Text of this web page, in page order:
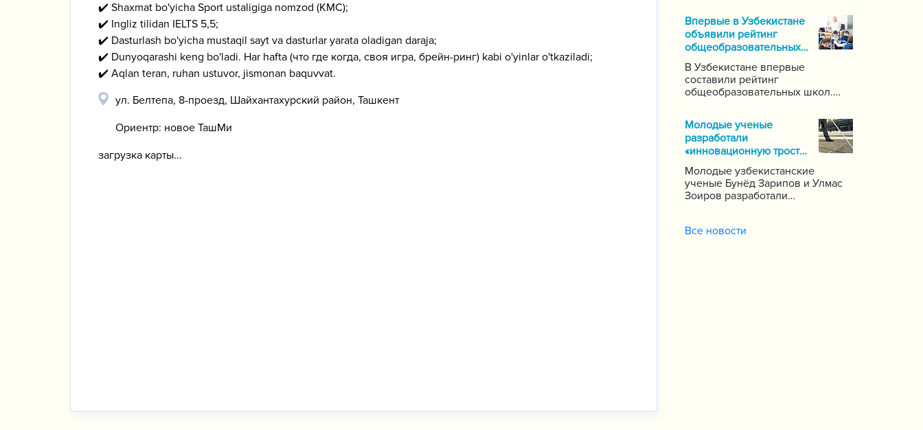
✔️ Shaxmat bo'yicha Sport ustaligiga nomzod (КМС);
✔️ Ingliz tilidan IELTS 5,5;
✔️ Dasturlash bo'yicha mustaqil sayt va dasturlar yarata oladigan daraja;
✔️ Dunyoqarashi keng bo'ladi. Har hafta (что где когда, своя игра, брейн-ринг) kabi o'yinlar o'tkaziladi;
✔️ Aqlan teran, ruhan ustuvor, jismonan baquvvat.
ул. Белтепа, 8-проезд, Шайхантахурский район, Ташкент
Ориентр: новое ТашМи
загрузка карты...
и коммуникационных технологий
в данной области. Он поручил
создать систему для
размещения в интернете видео-
уроков самых ведущих учителей
по каждому предмету.
Впервые в Узбекистане
объявили рейтинг
общеобразовательных
школ
В Узбекистане впервые
составили рейтинг
общеобразовательных школ.
почти 1000 школ по стране,
сообщает пресс-служба
Государственной инспекции по
надзору за качеством
образования при Кабинете
Министров Республики
Узбекистан.
Молодые ученые
разработали
«инновационную трость»
для слепых
Молодые узбекистанские
ученые Бунёд Зарипов и Улмас
Зоиров разработали
слуха.
Все новости